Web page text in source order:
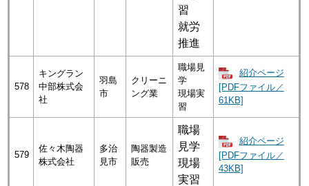
習
就労
推進
578
キングラン
中部株式会
社
羽島
市
クリーニ
ング業
職場見
学
現場実
習
紹介ページ
[PDFファイル／
61KB]
579
佐々木陶器
株式会社
多治
見市
陶器製造
販売
職場
見学
現場
実習
紹介ページ
[PDFファイル／
43KB]